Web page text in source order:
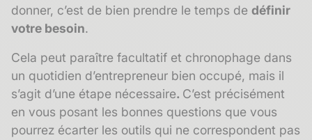
donner, c’est de bien prendre le temps de définir
votre besoin.
Cela peut paraître facultatif et chronophage dans
un quotidien d’entrepreneur bien occupé, mais il
s’agit d’une étape nécessaire. C’est précisément
en vous posant les bonnes questions que vous
pourrez écarter les outils qui ne correspondent pas